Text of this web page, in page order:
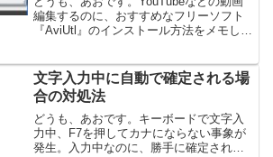
編集するのに、おすすめなフリーソフト
『AviUtl』のインストール方法をメモして
色々検索して、入れようとしてみました
が...
文字入力中に自動で確定される場
合の対処法
どうも、あおです。キーボードで文字入
力中、F7を押してカナにならない事象が
発生。入力中なのに、勝手に確定されて